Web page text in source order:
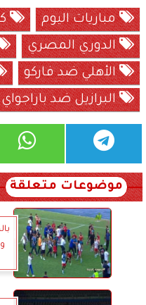
مباريات اليوم
الدوري المصري
الأهلي ضد فاركو
البرازيل ضد
موضوعات متعلقة